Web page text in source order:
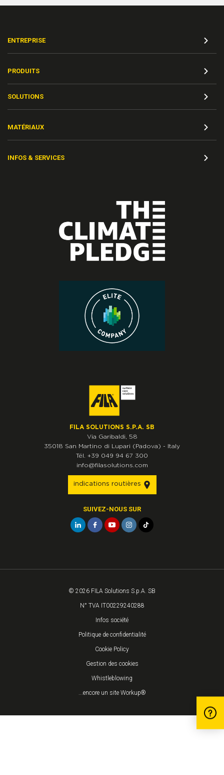
ENTREPRISE
PRODUITS
SOLUTIONS
MATÉRIAUX
INFOS & SERVICES
FILA SOLUTIONS S.P.A. SB
Via Garibaldi, 58
35018 San Martino di Lupari (Padova) - Italy
Tél. +39 049 94 67 300
info@filasolutions.com
indications routières
SUIVEZ-NOUS SUR
© 2026 FILA Solutions S.p.A. SB
N° TVA IT00229240288
Infos société
Politique de confidentialité
Cookie Policy
Gestion des cookies
Whistleblowing
...encore un site Workup®